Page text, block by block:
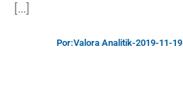
[…]
Por:Valora Analitik-2019-11-19